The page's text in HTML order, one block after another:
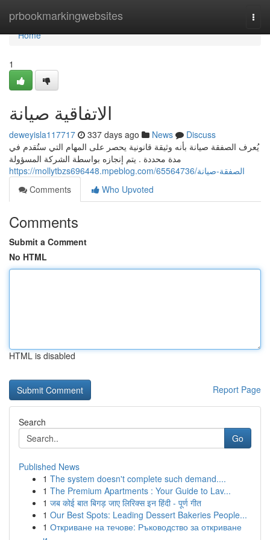
prbookmarkingwebsites
Home
Home
1
الاتفاقية صيانة
deweyisla117717 337 days ago News
Discuss
يُعرف الصفقة صيانة بأنه وثيقة قانونية يحصر على المهام التي ستُقدم في
مدة محددة . يتم إنجازه بواسطة الشركة المسؤولة
https://mollytbzs696448.mpeblog.com/65564736/الصفقة-صيانة
Comments
Who Upvoted
Comments
Submit a Comment
No HTML
HTML is disabled
Report Page
Search
Go
Published News
1 The system doesn't complete such demand....
1 The Premium Apartments : Your Guide to Lav...
1 जब कोई बात बिगड़ जाए लिरिक्स इन हिंदी - पूर्ण गीत
1 Our Best Spots: Leading Dessert Bakeries People...
1 Откриване на течове: Ръководство за откриване